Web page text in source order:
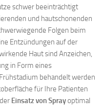
schwer beeinträchtigt
und hautschonenden
Folgen beim
Entzündungen auf der
Haut sind Anzeichen,
in Form eines
behandelt werden
für Ihre Patienten
Einsatz von Sprayoptimal